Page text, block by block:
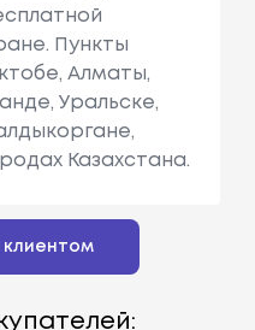
Пункты
Алматы,
Уральске,
Казахстана.